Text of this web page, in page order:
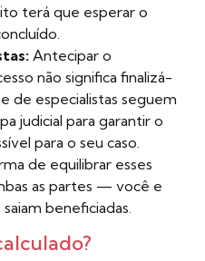
terá que esperar o
Antecipar o
não significa finalizá-
de especialistas seguem
judicial para garantir o
para o seu caso.
de equilibrar esses
as partes — você e
beneficiadas.